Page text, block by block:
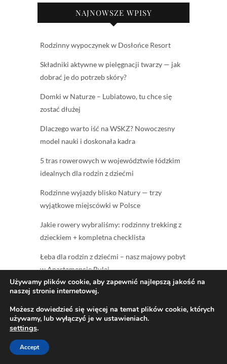
NAJNOWSZE WPISY
Rodzinny wypoczynek w Dosłońce Resort
Składniki aktywne w pielęgnacji twarzy — jak
dobrać je do potrzeb skóry?
Domki w Naturze – Lubiatowo, tu chce się
zostać dłużej
Dlaczego warto iść na WSKZ? Nowoczesny
model nauki i doskonała kadra
5 tras rowerowych w województwie łódzkim
idealnych dla rodzin z dziećmi
Rodzinne wyjazdy blisko Natury — trzy
wyjątkowe miejscówki w Polsce
Jakie rowery wybraliśmy: rodzinny trekking z
dzieckiem + kompletna checklista
Łeba dla rodzin z dziećmi – nasz majowy pobyt
w Apartamencie Bulaj
KATEGORIE
Kategorie
Używamy plików cookie, aby zapewnić najlepszą jakość na
naszej stronie internetowej.
Możesz dowiedzieć się więcej na temat plików cookie, których
używamy, lub wyłączyć je w ustawieniach.
settings.
Accept